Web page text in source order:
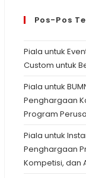
Pos-Pos
Piala untuk
Custom untuk
Piala untuk
Penghargaan
Program
Piala untuk
Penghargaan
Kompetisi, dan